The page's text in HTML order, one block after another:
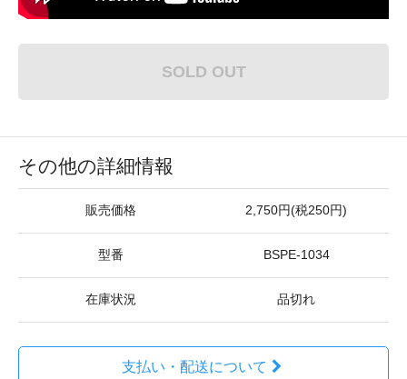
SOLD OUT
その他の詳細情報
販売価格 2,750円(税250円)
型番 BSPE-1034
在庫状況 品切れ
支払い・配送について